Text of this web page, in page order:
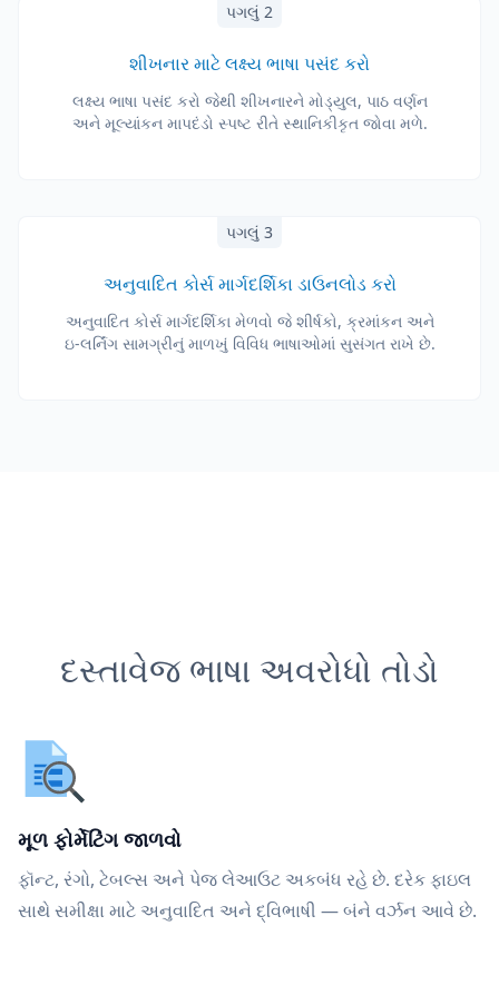
પગલું 2
શીખનાર માટે લક્ષ્ય ભાષા પસંદ કરો
લક્ષ્ય ભાષા પસંદ કરો જેથી શીખનારને મોડ્યુલ, પાઠ વર્ણન
અને મૂલ્યાંકન માપદંડો સ્પષ્ટ રીતે સ્થાનિકીકૃત જોવા મળે.
પગલું 3
અનુવાદિત કોર્સ માર્ગદર્શિકા ડાઉનલોડ કરો
અનુવાદિત કોર્સ માર્ગદર્શિકા મેળવો જે શીર્ષકો, ક્રમાંકન અને
ઇ-લર્નિંગ સામગ્રીનું માળખું વિવિધ ભાષાઓમાં સુસંગત રાખે છે.
દસ્તાવેજ ભાષા અવરોધો તોડો
મૂળ ફોર્મેટિંગ જાળવો
ફૉન્ટ, રંગો, ટેબલ્સ અને પેજ લેઆઉટ અકબંધ રહે છે. દરેક ફાઇલ
સાથે સમીક્ષા માટે અનુવાદિત અને દ્વિભાષી — બંને વર્ઝન આવે છે.